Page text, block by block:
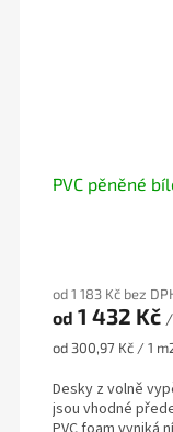
PVC pěněné
od 1 183 Kč bez
od 1 432 Kč
Měrná
od 300,97 Kč / 1
Desky z volně
jsou vhodné